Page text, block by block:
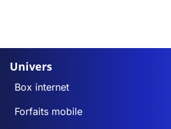
Univers
Box internet
Forfaits mobile